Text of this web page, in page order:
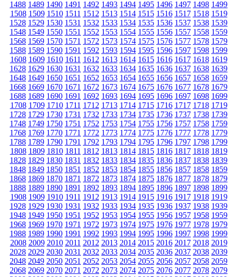
1488 1489 1490 1491 1492 1493 1494 1495 1496 1497 1498 1499
1508 1509 1510 1511 1512 1513 1514 1515 1516 1517 1518 1519
1528 1529 1530 1531 1532 1533 1534 1535 1536 1537 1538 1539
1548 1549 1550 1551 1552 1553 1554 1555 1556 1557 1558 1559
1568 1569 1570 1571 1572 1573 1574 1575 1576 1577 1578 1579
1588 1589 1590 1591 1592 1593 1594 1595 1596 1597 1598 1599
1608 1609 1610 1611 1612 1613 1614 1615 1616 1617 1618 1619
1628 1629 1630 1631 1632 1633 1634 1635 1636 1637 1638 1639
1648 1649 1650 1651 1652 1653 1654 1655 1656 1657 1658 1659
1668 1669 1670 1671 1672 1673 1674 1675 1676 1677 1678 1679
1688 1689 1690 1691 1692 1693 1694 1695 1696 1697 1698 1699
1708 1709 1710 1711 1712 1713 1714 1715 1716 1717 1718 1719
1728 1729 1730 1731 1732 1733 1734 1735 1736 1737 1738 1739
1748 1749 1750 1751 1752 1753 1754 1755 1756 1757 1758 1759
1768 1769 1770 1771 1772 1773 1774 1775 1776 1777 1778 1779
1788 1789 1790 1791 1792 1793 1794 1795 1796 1797 1798 1799
1808 1809 1810 1811 1812 1813 1814 1815 1816 1817 1818 1819
1828 1829 1830 1831 1832 1833 1834 1835 1836 1837 1838 1839
1848 1849 1850 1851 1852 1853 1854 1855 1856 1857 1858 1859
1868 1869 1870 1871 1872 1873 1874 1875 1876 1877 1878 1879
1888 1889 1890 1891 1892 1893 1894 1895 1896 1897 1898 1899
1908 1909 1910 1911 1912 1913 1914 1915 1916 1917 1918 1919
1928 1929 1930 1931 1932 1933 1934 1935 1936 1937 1938 1939
1948 1949 1950 1951 1952 1953 1954 1955 1956 1957 1958 1959
1968 1969 1970 1971 1972 1973 1974 1975 1976 1977 1978 1979
1988 1989 1990 1991 1992 1993 1994 1995 1996 1997 1998 1999
2008 2009 2010 2011 2012 2013 2014 2015 2016 2017 2018 2019
2028 2029 2030 2031 2032 2033 2034 2035 2036 2037 2038 2039
2048 2049 2050 2051 2052 2053 2054 2055 2056 2057 2058 2059
2068 2069 2070 2071 2072 2073 2074 2075 2076 2077 2078 2079